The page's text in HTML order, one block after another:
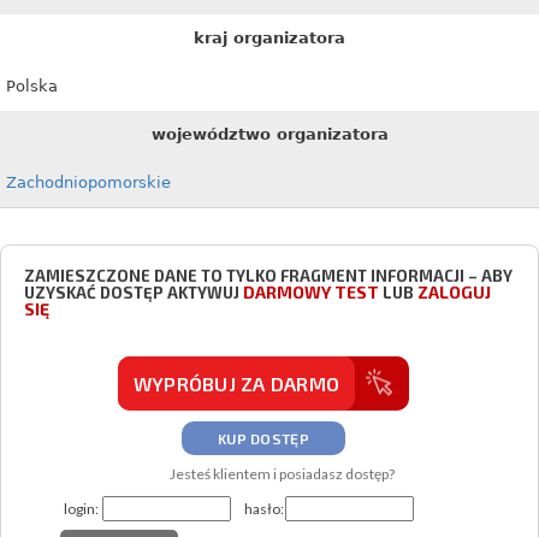
kraj organizatora
Polska
województwo organizatora
Zachodniopomorskie
ZAMIESZCZONE DANE TO TYLKO FRAGMENT INFORMACJI – ABY
UZYSKAĆ DOSTĘP AKTYWUJ DARMOWY TEST LUB ZALOGUJ
SIĘ
WYPRÓBUJ ZA DARMO
KUP DOSTĘP
Jesteś klientem i posiadasz dostęp?
login:
hasło: